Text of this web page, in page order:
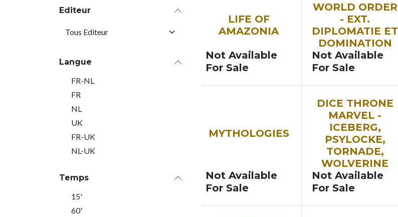
Editeur
Langue
FR-NL
FR
NL
UK
FR-UK
NL-UK
Temps
15'
60'
NOUVEAU
LIFE OF
AMAZONIA
Not Available
For Sale
NOUVEAU
WORLD ORDER
- EXT.
DIPLOMATIE ET
DOMINATION
Not Available
For Sale
MYTHOLOGIES
Not Available
For Sale
DICE THRONE
MARVEL -
ICEBERG,
PSYLOCKE,
TORNADE,
WOLVERINE
Not Available
For Sale